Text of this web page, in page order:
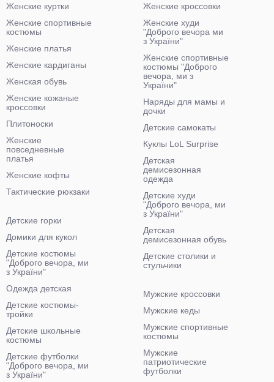
Женские куртки
Женские спортивные
костюмы
Женские платья
Женские кардиганы
Женская обувь
Женские кожаные
кроссовки
Плитоноски
Женские
повседневные
платья
Женские кофты
Тактические рюкзаки
Женские кроссовки
Женские худи
"Доброго вечора ми
з України"
Женские спортивные
костюмы "Доброго
вечора, ми з
України"
Наряды для мамы и
дочки
Детские самокаты
Куклы LoL Surprise
Детская
демисезонная
одежда
Детские худи
"Доброго вечора, ми
з України"
Детская
демисезонная обувь
Детские столики и
стульчики
Детские горки
Домики для кукол
Детские костюмы
"Доброго вечора, ми
з України"
Одежда детская
Детские костюмы-
тройки
Детские школьные
костюмы
Детские футболки
"Доброго вечора, ми
з України"
Мужские кроссовки
Мужские кеды
Мужские спортивные
костюмы
Мужские
патриотические
футболки